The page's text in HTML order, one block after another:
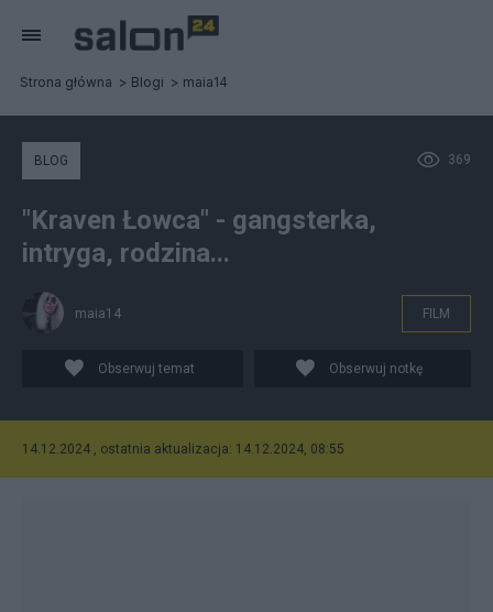
Strona główna Blogi maia14
369
BLOG
"Kraven Łowca" - gangsterka,
intryga, rodzina...
maia14 FILM
Obserwuj temat Obserwuj notkę
14.12.2024 , ostatnia aktualizacja: 14.12.2024, 08:55